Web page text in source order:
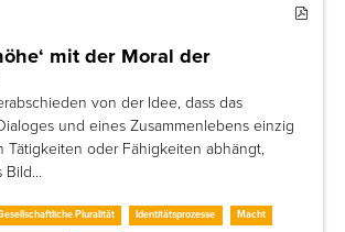
mit der Moral der
von der Idee, dass das
und eines Zusammenlebens einzig
Tätigkeiten oder Fähigkeiten abhängt,
Bild…
Pluralität Identitätsprozesse
Macht